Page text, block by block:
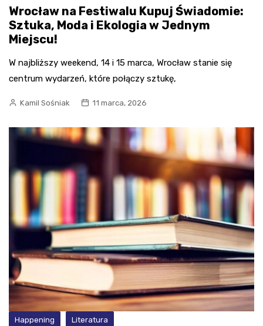
Wrocław na Festiwalu Kupuj Świadomie:
Sztuka, Moda i Ekologia w Jednym
Miejscu!
W najbliższy weekend, 14 i 15 marca, Wrocław stanie się
centrum wydarzeń, które połączy sztukę,
Kamil Sośniak 11 marca, 2026
Happening Literatura